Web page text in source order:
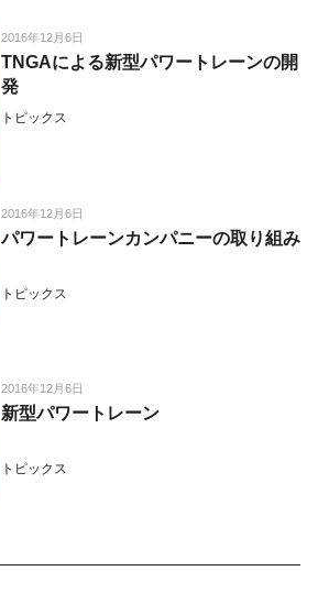
2016年12月6日
TNGAによる新型パワートレーンの開
発
トピックス
2016年12月6日
パワートレーンカンパニーの取り組み
トピックス
2016年12月6日
新型パワートレーン
トピックス